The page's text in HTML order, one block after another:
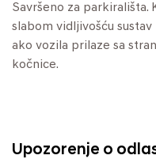
Savršeno za parkirališta.
slabom vidljivošću sustav
ako vozila prilaze sa
kočnice.
Upozorenje o